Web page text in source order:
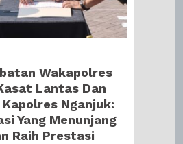
Wakapolres
Lantas Dan
Nganjuk:
Yang Menunjang
Raih Prestasi